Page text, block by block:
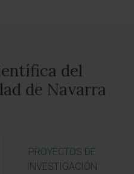
del
de Navarra
PROYECTOS DE
INVESTIGACIÓN